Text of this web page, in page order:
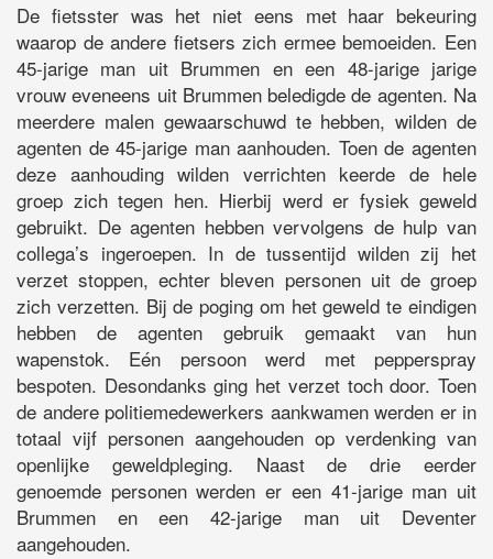
De fietsster was het niet eens met haar bekeuring
waarop de andere fietsers zich ermee bemoeiden. Een
45-jarige man uit Brummen en een 48-jarige jarige
vrouw eveneens uit Brummen beledigde de agenten. Na
meerdere malen gewaarschuwd te hebben, wilden de
agenten de 45-jarige man aanhouden. Toen de agenten
deze aanhouding wilden verrichten keerde de hele
groep zich tegen hen. Hierbij werd er fysiek geweld
gebruikt. De agenten hebben vervolgens de hulp van
collega’s ingeroepen. In de tussentijd wilden zij het
verzet stoppen, echter bleven personen uit de groep
zich verzetten. Bij de poging om het geweld te eindigen
hebben de agenten gebruik gemaakt van hun
wapenstok. Eén persoon werd met pepperspray
bespoten. Desondanks ging het verzet toch door. Toen
de andere politiemedewerkers aankwamen werden er in
totaal vijf personen aangehouden op verdenking van
openlijke geweldpleging. Naast de drie eerder
genoemde personen werden er een 41-jarige man uit
Brummen en een 42-jarige man uit Deventer
aangehouden.